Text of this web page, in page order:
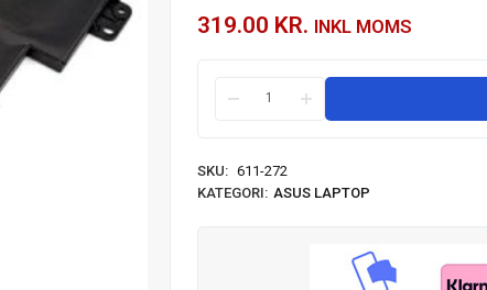
319.00 KR. INKL MOMS
SKU: 611-272
KATEGORI: ASUS LAPTOP